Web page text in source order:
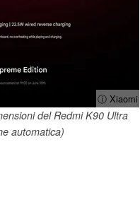
ⓘ Xiaomi
del Redmi K90 Ultra
automatica)